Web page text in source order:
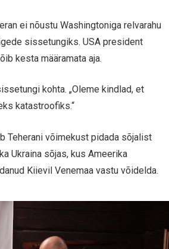
ei nõustu Washingtoniga relvarahu
sissetungiks. USA president
kesta määramata aja.
kohta. „Oleme kindlad, et
katastroofiks.“
Teherani võimekust pidada sõjalist
Ukraina sõjas, kus Ameerika
Kiievil Venemaa vastu võidelda.